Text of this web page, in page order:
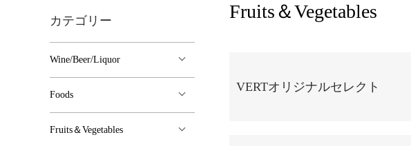
Fruits＆Vegetables
VERTオリジナルセレクト
カテゴリー
Wine/Beer/Liquor
Foods
Fruits＆Vegetables